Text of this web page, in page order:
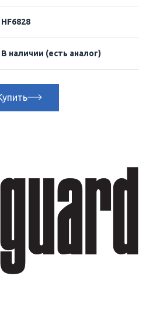
HF6828
В наличии (есть аналог)